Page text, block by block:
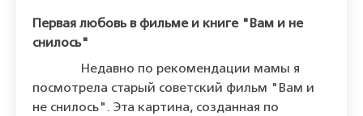
Первая любовь в фильме и книге "Вам и не
снилось"
Недавно по рекомендации мамы я
посмотрела старый советский фильм "Вам и
не снилось". Эта картина, созданная по